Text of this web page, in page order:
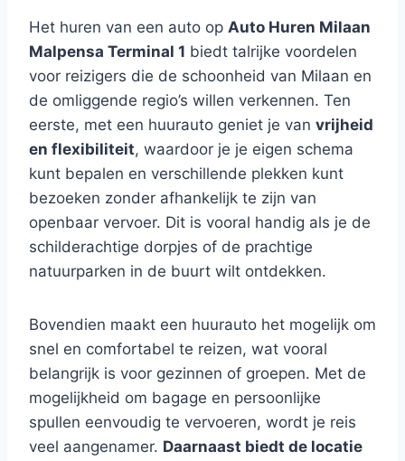
Het huren van een auto op Auto Huren Milaan
Malpensa Terminal 1 biedt talrijke voordelen
voor reizigers die de schoonheid van Milaan en
de omliggende regio’s willen verkennen. Ten
eerste, met een huurauto geniet je van vrijheid
en flexibiliteit, waardoor je je eigen schema
kunt bepalen en verschillende plekken kunt
bezoeken zonder afhankelijk te zijn van
openbaar vervoer. Dit is vooral handig als je de
schilderachtige dorpjes of de prachtige
natuurparken in de buurt wilt ontdekken.
Bovendien maakt een huurauto het mogelijk om
snel en comfortabel te reizen, wat vooral
belangrijk is voor gezinnen of groepen. Met de
mogelijkheid om bagage en persoonlijke
spullen eenvoudig te vervoeren, wordt je reis
veel aangenamer. Daarnaast biedt de locatie